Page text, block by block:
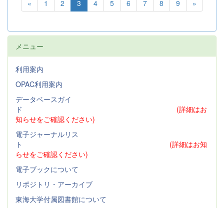
« 1 2 3 4 5 6 7 8 9 »
メニュー
利用案内
OPAC利用案内
データベースガイ
ド
(詳細はお
知らせをご確認ください)
電子ジャーナルリス
ト
(詳細はお知
らせをご確認ください)
電子ブックについて
リポジトリ・アーカイブ
東海大学付属図書館について